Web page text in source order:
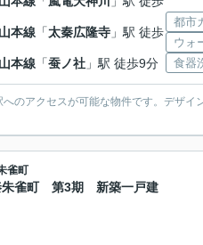
本線 「太秦広隆寺 」駅 徒歩
本線 「蚕ノ社 」駅 徒歩9分
都市
ウォ
食器
のアクセスが可能な物件です。デザイ
雀町
朱雀町 第3期 新築一戸建